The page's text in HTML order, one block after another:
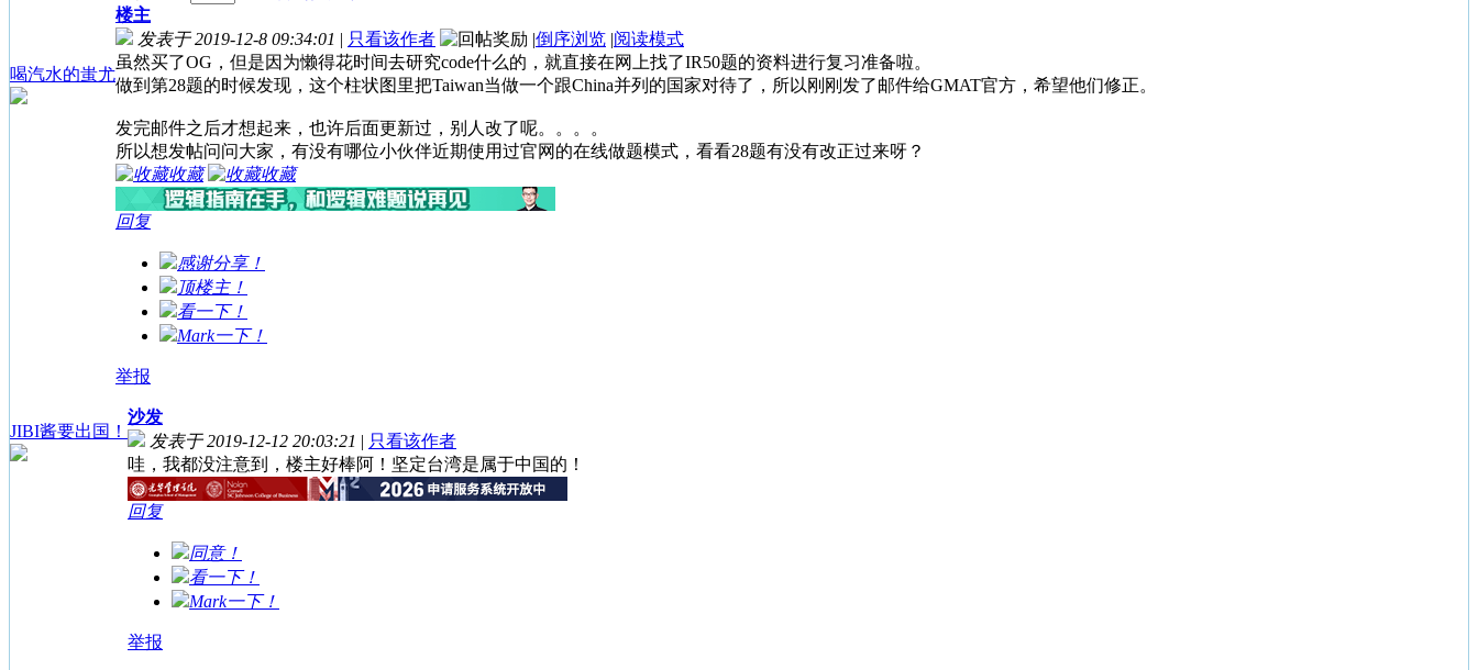
喝汽水的蚩尤
楼主
发表于 2019-12-8 09:34:01 | 只看该作者 |倒序浏览 |阅读模式
虽然买了OG，但是因为懒得花时间去研究code什么的，就直接在网上找了IR50题的资料进行复习准备啦。
做到第28题的时候发现，这个柱状图里把Taiwan当做一个跟China并列的国家对待了，所以刚刚发了邮件给GMAT官方，希望他们修正。
发完邮件之后才想起来，也许后面更新过，别人改了呢。。。。
所以想发帖问问大家，有没有哪位小伙伴近期使用过官网的在线做题模式，看看28题有没有改正过来呀？
收藏
收藏
回复
感谢分享！
顶楼主！
看一下！
Mark一下！
举报
JIBI酱要出国！
沙发
发表于 2019-12-12 20:03:21 | 只看该作者
哇，我都没注意到，楼主好棒阿！坚定台湾是属于中国的！
回复
同意！
看一下！
Mark一下！
举报